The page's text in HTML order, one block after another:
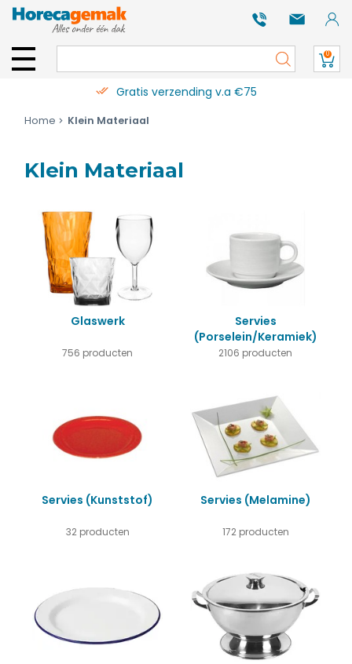
0
Gratis verzending v.a €75
Home Klein Materiaal
Klein Materiaal
Glaswerk
756 producten
Servies
(Porselein/Keramiek)
2106 producten
Servies (Kunststof)
32 producten
Servies (Melamine)
172 producten